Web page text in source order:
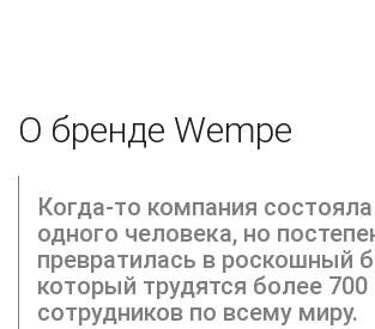
О бренде Wempe
Когда-то компания состояла
одного человека, но
превратилась в роскошный
который трудятся более 700
сотрудников по всему миру.